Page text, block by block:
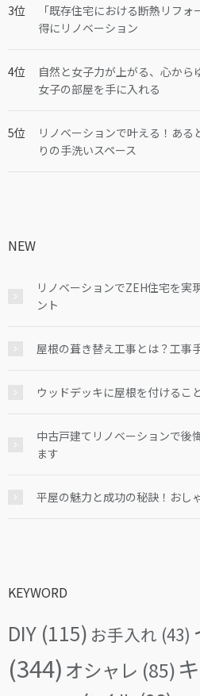
「既存住宅における断熱リフ
得にリノベーション
自然と女子力が上がる、心から
女子の部屋を手に入れる
リノベーションで叶える！あ
りの手洗いスペース
NEW
リノベーションでZEH住宅を実
ント
屋根の葺き替え工事とは？工事
ウッドデッキに屋根を付けるこ
中古戸建てリノベーションで後
ます
平屋の魅力と成功の秘訣！おし
KEYWORD
DIY (115) お手入れ (43)
(344) オシャレ (85)